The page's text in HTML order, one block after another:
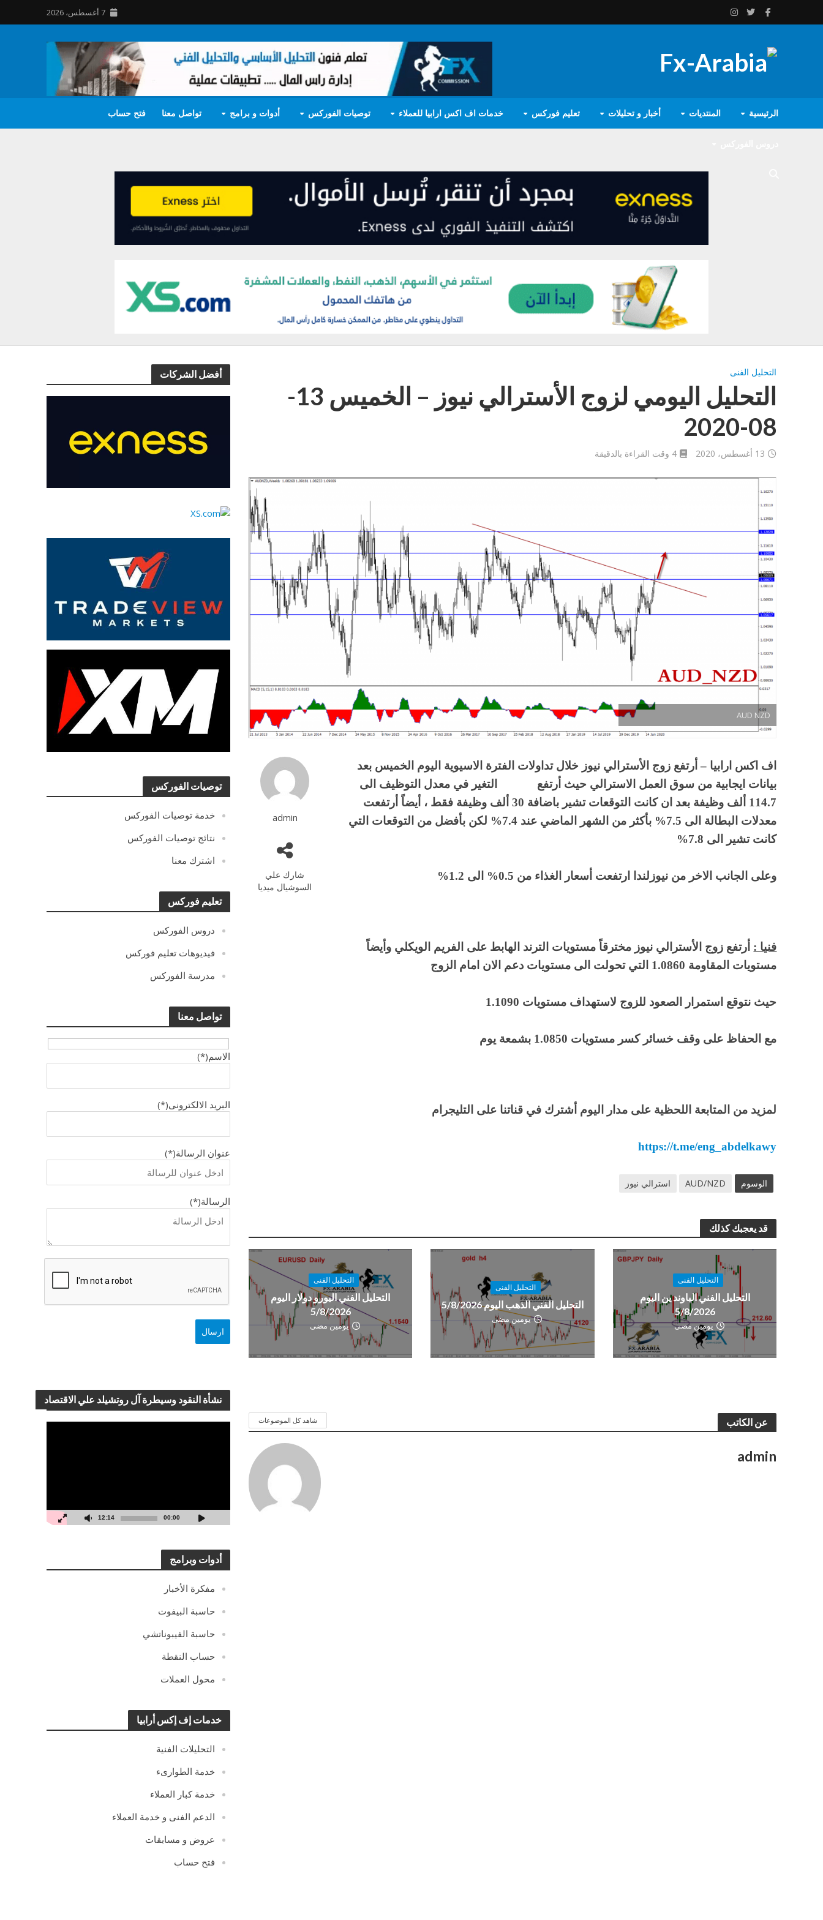
7 أغسطس، 2026
الرئيسية المنتديات أخبار و تحليلات تعليم فوركس خدمات اف اكس ارابيا للعملاء توصيات الفوركس أدوات و برامج تواصل معنا فتح حساب
أفضل الشركات
توصيات الفوركس
خدمة توصيات الفوركس
نتائج توصيات الفوركس
اشترك معنا
تعليم فوركس
دروس الفوركس
فيديوهات تعليم فوركس
مدرسة الفوركس
تواصل معنا
الاسم(*)
البريد الالكترونى(*)
عنوان الرسالة(*)
الرسالة(*)
نشأة النقود وسيطرة آل روتشيلد علي الاقتصاد
00:00
12:14
أدوات وبرامج
مفكرة الأخبار
حاسبة البيفوت
حاسبة الفيبوناتشي
حساب النقطة
محول العملات
خدمات إف إكس أرابيا
التحليلات الفنية
خدمة الطوارىء
خدمة كبار العملاء
الدعم الفنى و خدمة العملاء
عروض و مسابقات
فتح حساب
التحليل الفنى
التحليل اليومي لزوج الأسترالي نيوز – الخميس 13-
08-2020
13 أغسطس، 2020 4 وقت القراءة بالدقيقة
AUD NZD
admin
شارك علي
السوشيال ميديا
اف اكس ارابيا – أرتفع زوج الأسترالي نيوز خلال تداولات الفترة الاسيوية اليوم الخميس بعد
بيانات ايجابية من سوق العمل الاسترالي حيث أرتفع التغير في معدل التوظيف الى
114.7 ألف وظيفة بعد ان كانت التوقعات تشير باضافة 30 ألف وظيفة فقط ، أيضاً أرتفعت
معدلات البطالة الى 7.5% بأكثر من الشهر الماضي عند 7.4% لكن بأفضل من التوقعات التي
كانت تشير الى 7.8%
وعلى الجانب الاخر من نيوزلندا ارتفعت أسعار الغذاء من 0.5% الى 1.2%
فنيا : أرتفع زوج الأسترالي نيوز مخترقاً مستويات الترند الهابط على الفريم الويكلي وأيضاً
مستويات المقاومة 1.0860 التي تحولت الى مستويات دعم الان امام الزوج
حيث نتوقع استمرار الصعود للزوج لاستهداف مستويات 1.1090
مع الحفاظ على وقف خسائر كسر مستويات 1.0850 بشمعة يوم
لمزيد من المتابعة اللحظية على مدار اليوم أشترك في قناتنا على التليجرام
https://t.me/eng_abdelkawy
الوسوم AUD/NZD استرالي نيوز
قد يعجبك كذلك
التحليل الفنى
التحليل الفني الباوند ين اليوم
5/8/2026
يومين مضى
التحليل الفنى
التحليل الفني الذهب اليوم 5/8/2026
يومين مضى
التحليل الفنى
التحليل الفني اليورو دولار اليوم
5/8/2026
يومين مضى
عن الكاتب شاهد كل الموضوعات
admin